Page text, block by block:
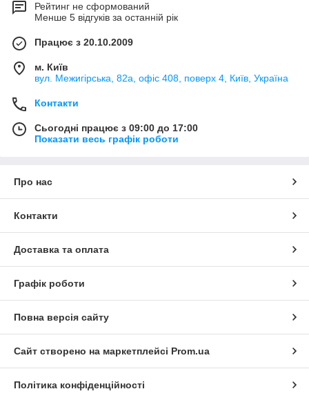
Рейтинг не сформований
Менше 5 відгуків за останній рік
Працює з 20.10.2009
м. Київ
вул. Межигірська, 82а, офіс 408, поверх 4, Київ, Україна
Контакти
Сьогодні працює з 09:00 до 17:00
Показати весь графік роботи
Про нас
Контакти
Доставка та оплата
Графік роботи
Повна версія сайту
Сайт створено на маркетплейсі Prom.ua
Політика конфіденційності